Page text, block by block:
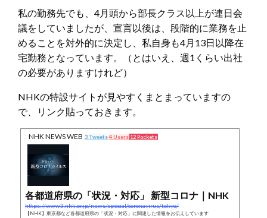
私の勤務先でも、4月頭から部長クラス以上が連日会
議をしていましたが、宣言以後は、段階的に業務を止
めることを対外的に決定し、私自身も4月13日以降在
宅勤務となっています。（とはいえ、週1くらい出社
の必要がありますけれど）
NHKの特設サイトが見やすくまとまっていますの
で、リンク貼っておきます。
NHK NEWS WEB 3 Tweets4 Users 12 Pockets
各都道府県の「状況・対応」 新型コロナ｜NHK
https://www3.nhk.or.jp/news/special/coronavirus/tokyo/
【NHK】東京都など各都道府県の「状況・対応」に関連した情報をお伝えしています